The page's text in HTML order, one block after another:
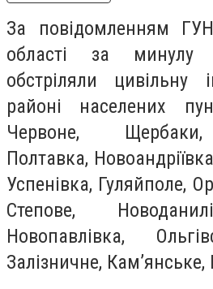
За повідомленням
області за минулу
обстріляли цивільну
районі населених
Червоне,
Полтавка,
Успенівка, Гуляйполе,
Степове,
Новопавлівка,
Залізничне, Кам’янське,